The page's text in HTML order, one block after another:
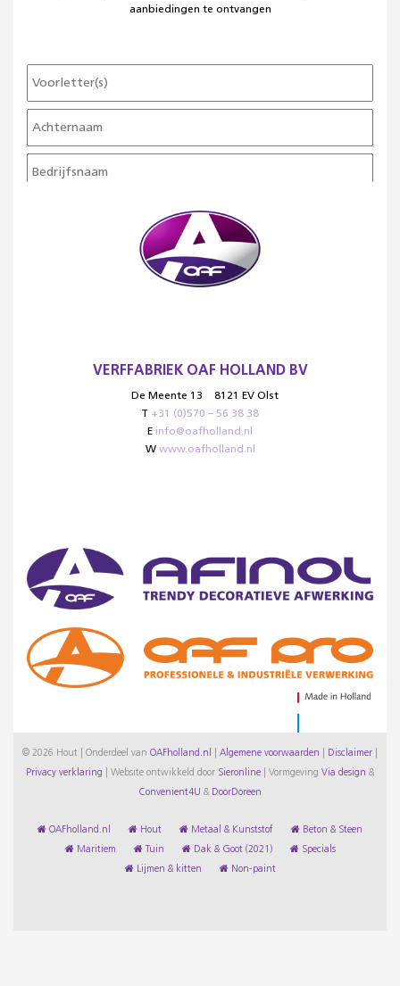
aanbiedingen te ontvangen
VERFFABRIEK OAF HOLLAND BV
De Meente 13
8121 EV Olst
T +31 (0)570 – 56 38 38
E info@oafholland.nl
W www.oafholland.nl
© 2026 Hout | Onderdeel van OAFholland.nl Algemene voorwaarden Disclaimer
Privacy verklaring Website ontwikkeld door Sieronline Vormgeving Via design &
Convenient4U & DoorDoreen
OAFholland.nl Hout Metaal & Kunststof Beton & Steen
Maritiem Tuin Dak & Goot (2021) Specials
Lijmen & kitten Non-paint